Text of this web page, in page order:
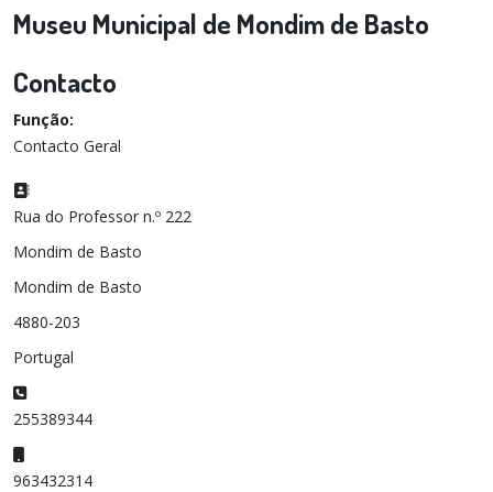
Museu Municipal de Mondim de Basto
Contacto
Função:
Contacto Geral
Morada:
Rua do Professor n.º 222
Mondim de Basto
Mondim de Basto
4880-203
Portugal
Telefone:
255389344
963432314